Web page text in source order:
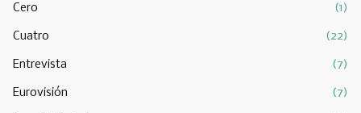
Cero (1)
Cuatro (22)
Entrevista (7)
Eurovisión (7)